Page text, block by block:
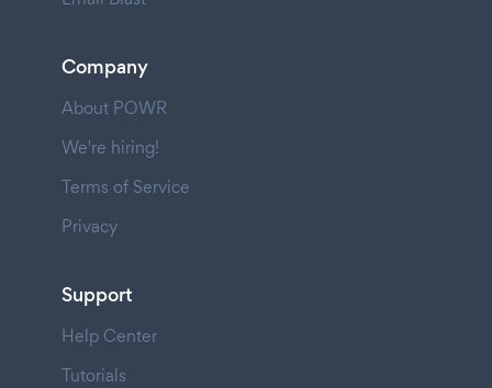
Company
About POWR
We're hiring!
Terms of Service
Privacy
Support
Help Center
Tutorials